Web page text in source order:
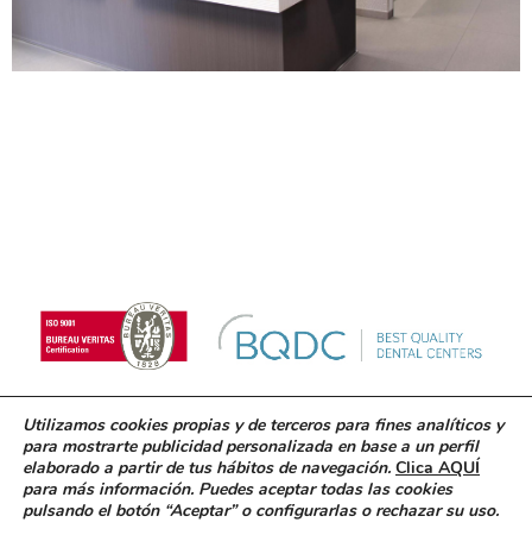
© 2018 Clínica Blanco Ramos. Inscrita en el registro
sanitario C-15-000832
Aviso Legal.Protección de datos.Política de cookies.
Utilizamos cookies propias y de terceros para fines analíticos y
para mostrarte publicidad personalizada en base a un perfil
elaborado a partir de tus hábitos de navegación. Clica AQUÍ
para más información. Puedes aceptar todas las cookies
pulsando el botón “Aceptar” o configurarlas o rechazar su uso.